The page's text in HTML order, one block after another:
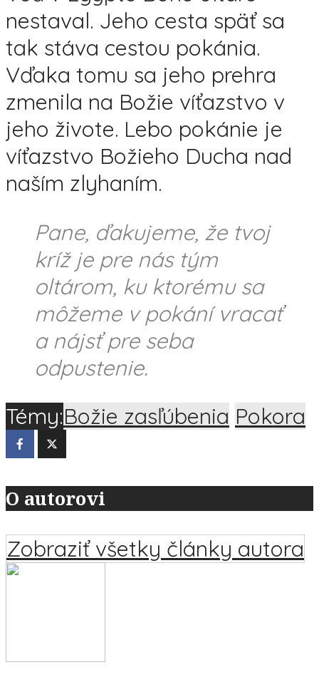
nestaval. Jeho cesta späť sa
tak stáva cestou pokánia.
Vďaka tomu sa jeho prehra
zmenila na Božie víťazstvo v
jeho živote. Lebo pokánie je
víťazstvo Božieho Ducha nad
naším zlyhaním.
Pane, ďakujeme, že tvoj
kríž je pre nás tým
oltárom, ku ktorému sa
môžeme v pokání vracať
a nájsť pre seba
odpustenie.
Témy:Božie zasľúbenia Pokora
O autorovi
Zobraziť všetky články autora